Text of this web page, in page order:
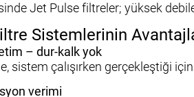
Jet Pulse filtreler; yüksek
Sistemlerinin
– dur-kalk yok
sistem çalışırken gerçekleştiği
verimi